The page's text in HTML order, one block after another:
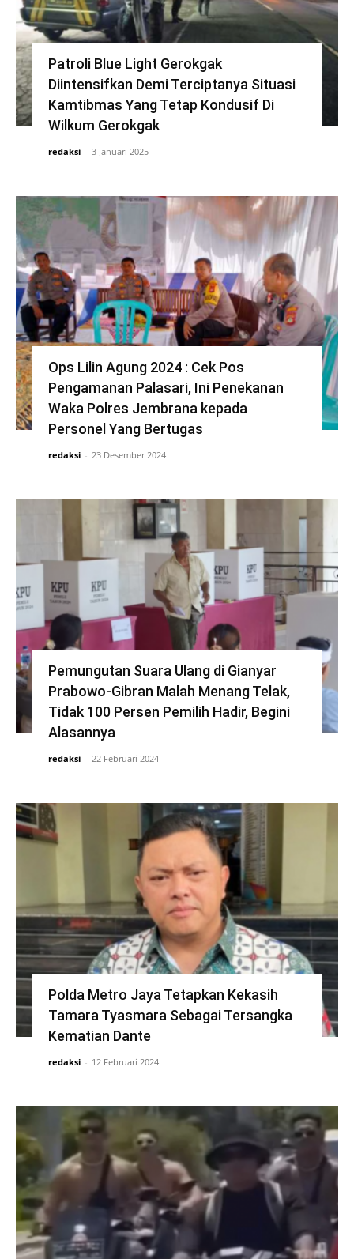
Patroli Blue Light Gerokgak
Diintensifkan Demi Terciptanya Situasi
Kamtibmas Yang Tetap Kondusif Di
Wilkum Gerokgak
redaksi - 3 Januari 2025
Ops Lilin Agung 2024 : Cek Pos
Pengamanan Palasari, Ini Penekanan
Waka Polres Jembrana kepada
Personel Yang Bertugas
redaksi - 23 Desember 2024
Pemungutan Suara Ulang di Gianyar
Prabowo-Gibran Malah Menang Telak,
Tidak 100 Persen Pemilih Hadir, Begini
Alasannya
redaksi - 22 Februari 2024
Polda Metro Jaya Tetapkan Kekasih
Tamara Tyasmara Sebagai Tersangka
Kematian Dante
redaksi - 12 Februari 2024